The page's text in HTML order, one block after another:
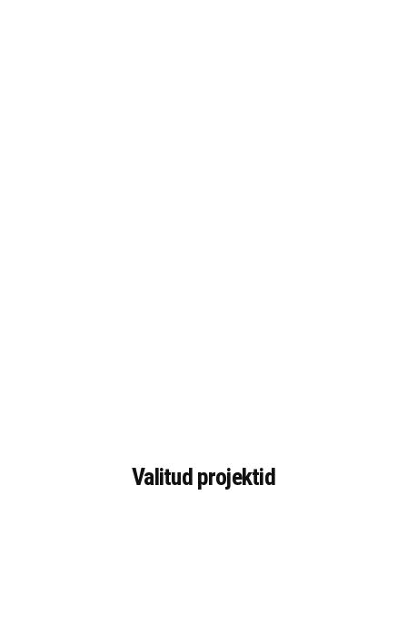
Valitud projektid